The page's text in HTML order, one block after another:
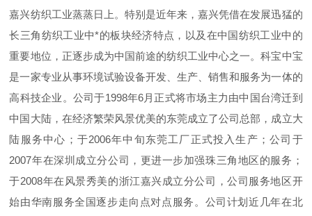
嘉兴纺织工业蒸蒸日上。特别是近年来，嘉兴凭借在发展迅猛的
长三角纺织工业中*的板块经济特点，以及在中国纺织工业中的
重要地位，正逐步成为中国前途的纺织工业中心之一。科宝中宝
是一家专业从事环境试验设备开发、生产、销售和服务为一体的
高科技企业。公司于1998年6月正式将市场主力由中国台湾迁到
中国大陆，在经济繁荣风景优美的东莞成立了公司总部，成立大
陆服务中心；于2006年中旬东莞工厂正式投入生产；公司于
2007年在深圳成立分公司，更进一步加强珠三角地区的服务；
于2008年在风景秀美的浙江嘉兴成立分公司，公司服务地区开
始由华南服务全国逐步走向点对点服务。公司计划近几年在北